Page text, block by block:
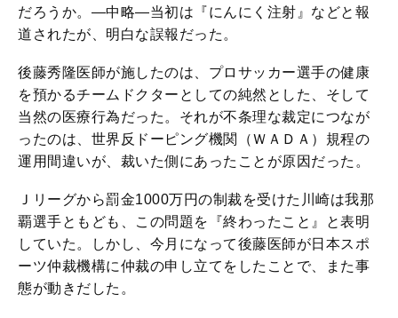
だろうか。―中略―当初は『にんにく注射』などと報
道されたが、明白な誤報だった。
後藤秀隆医師が施したのは、プロサッカー選手の健康
を預かるチームドクターとしての純然とした、そして
当然の医療行為だった。それが不条理な裁定につなが
ったのは、世界反ドーピング機関（ＷＡＤＡ）規程の
運用間違いが、裁いた側にあったことが原因だった。
Ｊリーグから罰金1000万円の制裁を受けた川崎は我那
覇選手ともども、この問題を『終わったこと』と表明
していた。しかし、今月になって後藤医師が日本スポ
ーツ仲裁機構に仲裁の申し立てをしたことで、また事
態が動きだした。